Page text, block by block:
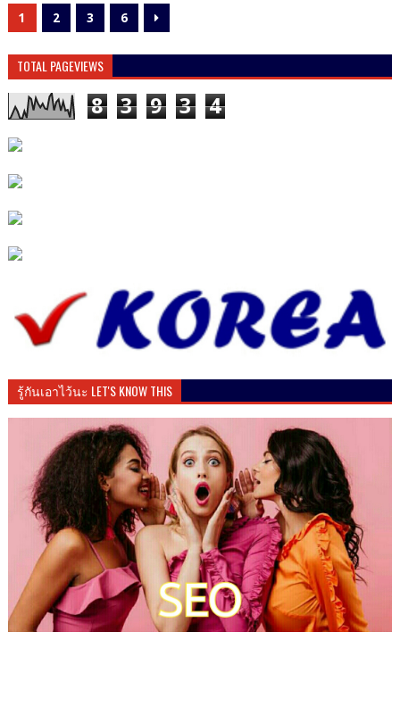
1 2 3 6
TOTAL PAGEVIEWS
8 3 9 3 4
รู้กันเอาไว้นะ LET'S KNOW THIS